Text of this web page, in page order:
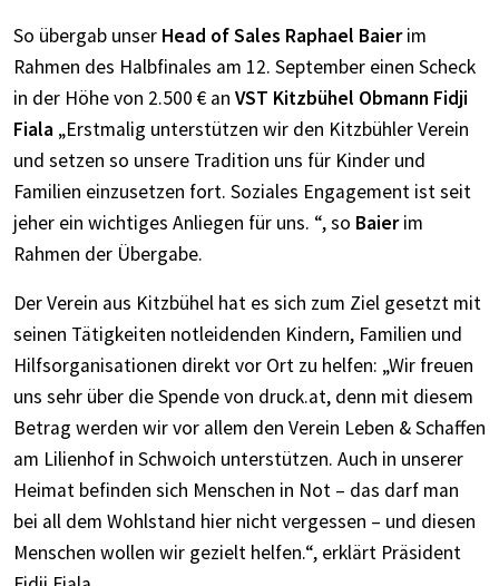
So übergab unser Head of Sales Raphael Baierim
Rahmen des Halbfinales am 12. September einen Scheck
in der Höhe von 2.500 € an VST Kitzbühel Obmann Fidji
Fiala „Erstmalig unterstützen wir den Kitzbühler Verein
und setzen so unsere Tradition uns für Kinder und
Familien einzusetzen fort. Soziales Engagement ist seit
jeher ein wichtiges Anliegen für uns. “, so Baierim
Rahmen der Übergabe.
Der Verein aus Kitzbühel hat es sich zum Ziel gesetzt mit
seinen Tätigkeiten notleidenden Kindern, Familien und
Hilfsorganisationen direkt vor Ort zu helfen: „Wir freuen
uns sehr über die Spende von druck.at, denn mit diesem
Betrag werden wir vor allem den Verein Leben & Schaffen
am Lilienhof in Schwoich unterstützen. Auch in unserer
Heimat befinden sich Menschen in Not – das darf man
bei all dem Wohlstand hier nicht vergessen – und diesen
Menschen wollen wir gezielt helfen.“, erklärt Präsident